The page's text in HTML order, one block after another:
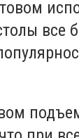
все